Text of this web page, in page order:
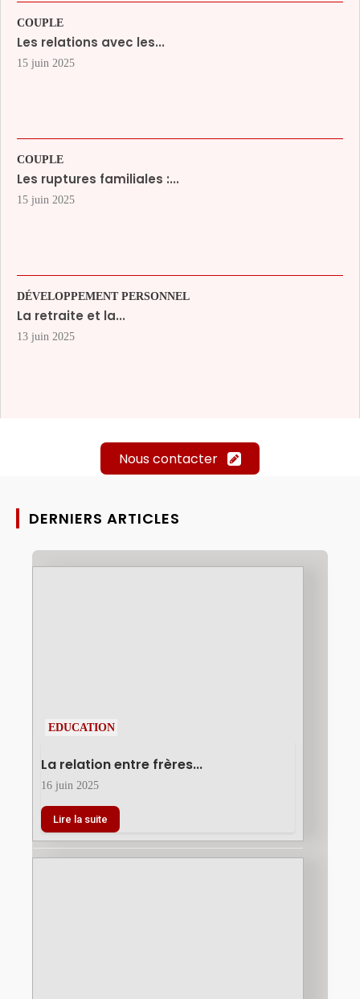
COUPLE
Les relations avec les...
15 juin 2025
COUPLE
Les ruptures familiales :...
15 juin 2025
DÉVELOPPEMENT PERSONNEL
La retraite et la...
13 juin 2025
Nous contacter
DERNIERS ARTICLES
EDUCATION
La relation entre frères...
16 juin 2025
Lire la suite